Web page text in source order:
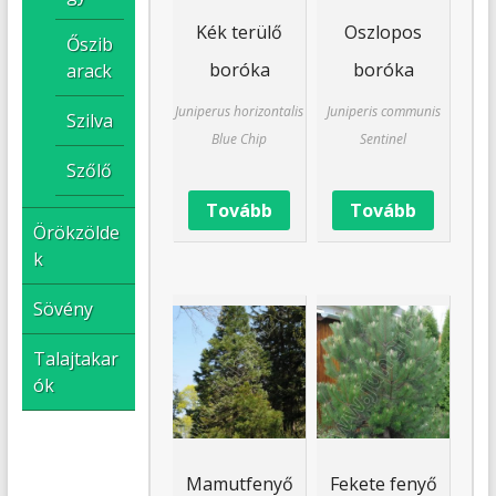
Kék terülő
boróka
Juniperus horizontalis
Blue Chip
Tovább
Oszlopos
boróka
Juniperis communis
Sentinel
Tovább
Mamutfenyő Fekete fenyő
Őszib
arack
Szilva
Szőlő
Örökzölde
k
Sövény
Talajtakar
ók